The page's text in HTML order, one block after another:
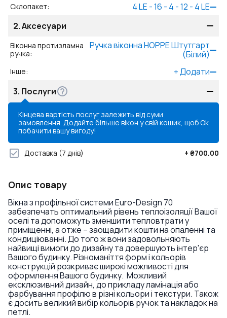
Склопакет:
4 LE - 16 - 4 - 12 - 4 LE
2.Аксесуари
Віконна протизламна
ручка:
Ручка віконна HOPPE Штутгарт
(Білий)
Інше: +Додати
3. Послуги
Кінцева вартість послуг залежить від суми
замовлення. Додайте більше вікон у свій кошик, щоб
побачити вашу вигоду!
Ok
Доставка (7 днів) + ₴700.00
Опис товару
Вікна з профільної системи Euro-Design 70
забезпечать оптимальний рівень теплоізоляції Вашої
оселі та допоможуть зменшити тепловтрати у
приміщенні, а отже – заощадити кошти на опаленні та
кондиціюванні. До того ж вони задовольняють
найвищі вимоги до дизайну та довершують інтер'єр
Вашого будинку. Різноманіття форм і кольорів
конструкцій розкриває широкі можливості для
оформлення Вашого будинку. Можливий
ексклюзивний дизайн, до прикладу ламінація або
фарбування профілю в різні кольори і текстури. Також
є досить великий вибір кольорів ручок та накладок на
петлі.